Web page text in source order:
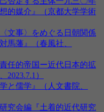
的媒介』（京都大学学術
文事〉をめぐる日朝関係
馬藩』（春風社、
任的帝国ー近代日本的拡
2023.7.1）
と儒学』（人文書院、
究会編『土着的近代研究